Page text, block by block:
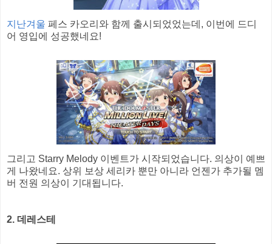
지난겨울 페스 카오리와 함께 출시되었었는데, 이번에 드디
어 영입에 성공했네요!
그리고 Starry Melody 이벤트가 시작되었습니다. 의상이 예쁘
게 나왔네요. 상위 보상 세리카 뿐만 아니라 언젠가 추가될 멤
버 전원 의상이 기대됩니다.
2. 데레스테